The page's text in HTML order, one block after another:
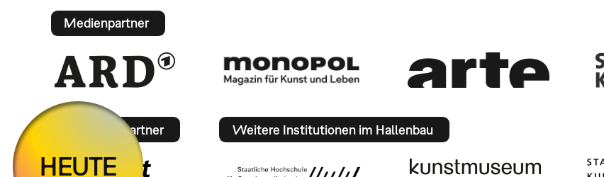
Medienpartner
Mobilitätspartner Weitere Institutionen im Hallenbau
HEUTE